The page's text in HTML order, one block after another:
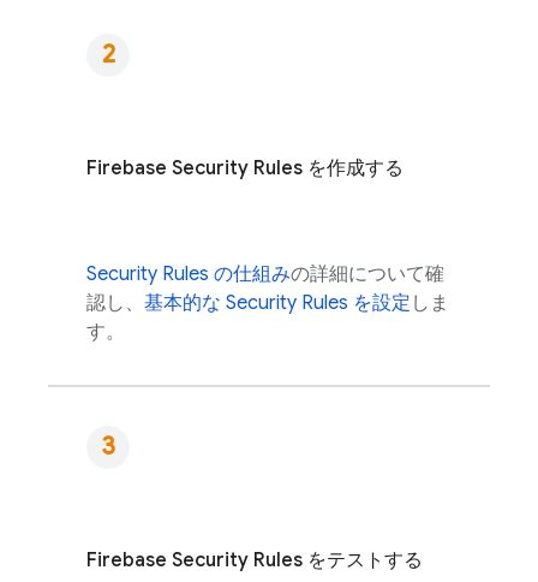
Firebase Security Rules を作成する
Security Rules の仕組みの詳細について確
認し、 基本的な Security Rules を設定 しま
す。
Firebase Security Rules をテストする